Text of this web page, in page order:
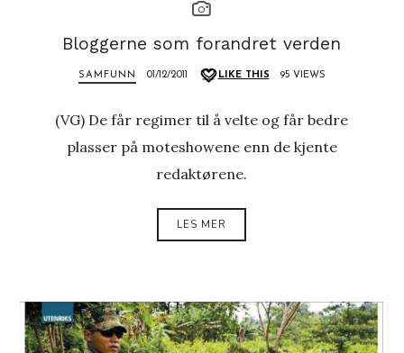
Bloggerne som forandret verden
SAMFUNN 01/12/2011 LIKE THIS 95 VIEWS
(VG) De får regimer til å velte og får bedre
plasser på moteshowene enn de kjente
redaktørene.
LES MER